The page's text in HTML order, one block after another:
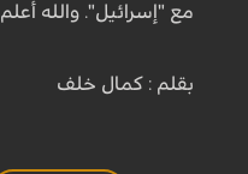
مع "إسرائيل". والله أعلم
بقلم : كمال خلف